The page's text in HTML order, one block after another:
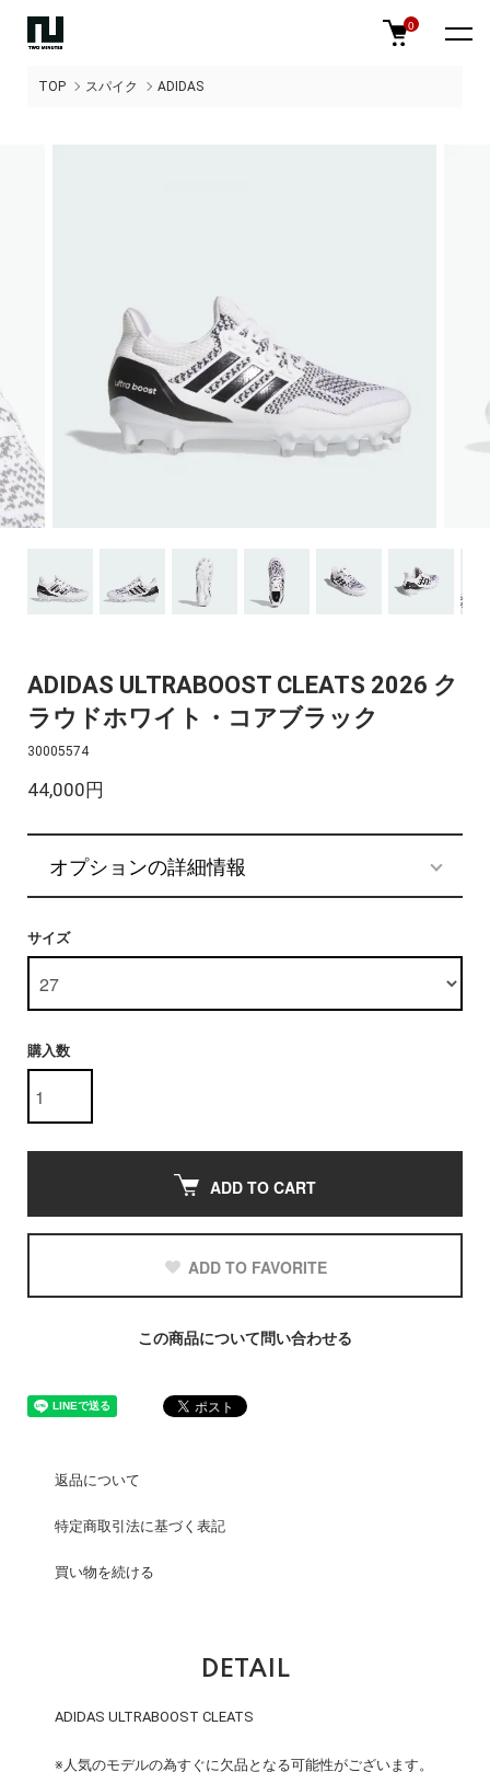
0
TOP スパイク ADIDAS
ADIDAS ULTRABOOST CLEATS 2026 ク
ラウドホワイト・コアブラック
30005574
44,000円
オプションの詳細情報
サイズ
購入数
ADD TO CART
ADD TO FAVORITE
この商品について問い合わせる
返品について
特定商取引法に基づく表記
買い物を続ける
DETAIL
ADIDAS ULTRABOOST CLEATS
※人気のモデルの為すぐに欠品となる可能性がございます。